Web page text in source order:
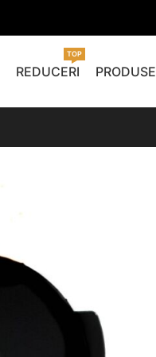
REDUCERI
TOP
PRODUSE